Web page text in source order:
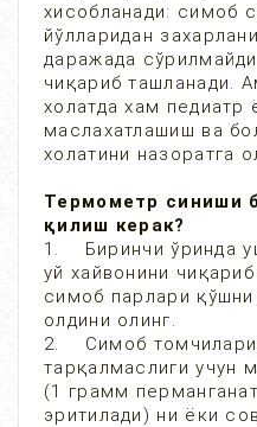
хисобланади: симоб
йўлларидан
даражада
чиқариб ташланади.
холатда хам педиатр
маслахатлашиш ва
холатини назоратга
Термометр синиши
қилиш керак?
1. Биринчи ўринда
уй хайвонини
симоб парлари
олдини олинг.
2. Симоб
тарқалмаслиги учун
(1 грамм
эритилади) ни ёки